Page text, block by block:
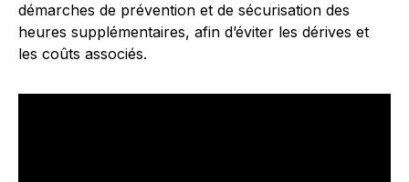
démarches de prévention et de sécurisation des
heures supplémentaires, afin d’éviter les dérives et
les coûts associés.